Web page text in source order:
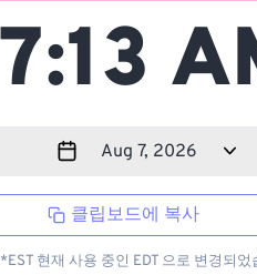
클립보드에 복사
*EST 현재 사용 중인 EDT 으로 변경되었